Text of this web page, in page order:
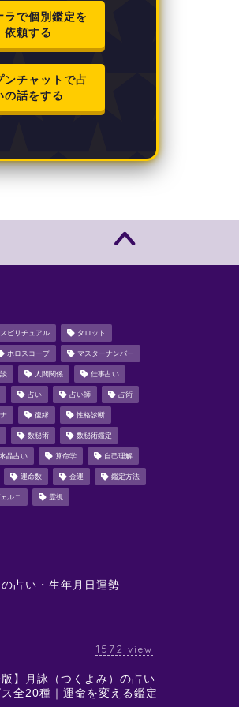
ラで個別鑑定を
依頼する
ンチャットで占
の話をする
スピリチュアル タロット
ホロスコープ マスターナンバー
人間関係 仕事占い
占い 占い師 占術
復縁 性格診断
数秘術 数秘術鑑定
水晶占い 算命学 自己理解
運命数 金運 鑑定方法
ルニ 霊視
占い・生年月日運勢
1572 view
版】月詠（つくよみ）の占い
全20種｜運命を変える鑑定